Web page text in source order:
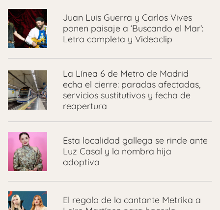
Juan Luis Guerra y Carlos Vives
ponen paisaje a ‘Buscando el Mar’:
Letra completa y Videoclip
La Línea 6 de Metro de Madrid
echa el cierre: paradas afectadas,
servicios sustitutivos y fecha de
reapertura
Esta localidad gallega se rinde ante
Luz Casal y la nombra hija
adoptiva
El regalo de la cantante Metrika a